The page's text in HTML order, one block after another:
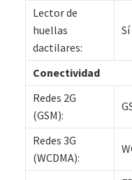
Lector de
huellas
dactilares:
Sí
Conectividad
Redes 2G
(GSM):
Redes 3G
(WCDMA):